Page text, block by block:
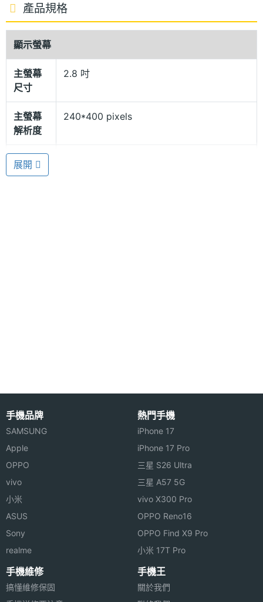
能，有二張 SIM 卡可讓您更方便管理通話，輕鬆接聽
所有來電，而且 KATOON T1 Tweety 還搭載 200 萬
畫素相機和 30 萬畫素副相機鏡頭，並且還貼心設計專
屬的史努比操作介面、大頭貼相框、獨家桌布、專屬
◎ GSM + CDMA 雙卡雙模機
◎ 2.8 吋主螢幕，240 x 400pixels 螢幕解析度
◎ 200 萬畫素相機、30 萬畫素副相機鏡頭
◎ 支援 AVI 有聲錄影 / JAVA
◎ 內建金絲雀開關機動畫、靜態桌布、介面
◎ 支援 3GP / MPEG 4 檔案播放 / 64 和絃 / FM 收音
機
產品規格
顯示螢幕
主螢幕
尺寸
2.8 吋
主螢幕
解析度
240*400 pixels
主螢幕
材質
記憶卡
電池容
量
920 mAh(毫安培)
最大通
話時間
展開
手機品牌
SAMSUNG
Apple
OPPO
vivo
小米
ASUS
Sony
realme
熱門手機
iPhone 17
iPhone 17 Pro
三星 S26 Ultra
三星 A57 5G
vivo X300 Pro
OPPO Reno16
OPPO Find X9 Pro
小米 17T Pro
手機維修
搞懂維修保固
手機王
關於我們